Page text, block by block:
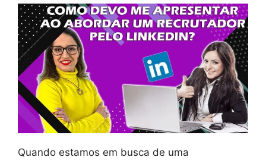
Quando estamos em busca de uma